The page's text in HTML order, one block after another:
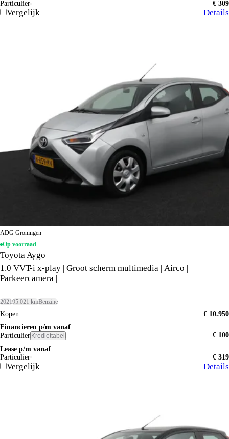
Particulier € 309
Vergelijk Details
ADG Groningen
Op voorraad
Toyota Aygo
1.0 VVT-i x-play | Groot scherm multimedia | Airco |
Parkeercamera |
202195.021 kmBenzine
Kopen
€ 10.950
Financieren p/m vanaf
Particulier Krediettabel
€ 100
Lease p/m vanaf
Particulier
€ 319
Vergelijk Details